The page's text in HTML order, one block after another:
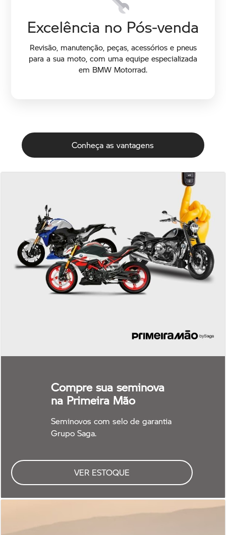
Excelência no Pós-venda
Revisão, manutenção, peças, acessórios e pneus
para a sua moto, com uma equipe especializada
em BMW Motorrad.
Conheça as vantagens
na Primeira Mão
Seminovos com selo de garantia
Grupo Saga.
VER ESTOQUE